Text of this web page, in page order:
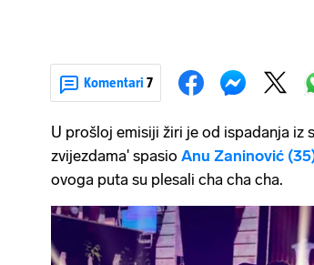
Komentari 7
U prošloj emisiji žiri je od ispadanja iz
zvijezdama' spasio Anu Zaninović
ovoga puta su plesali cha cha cha.